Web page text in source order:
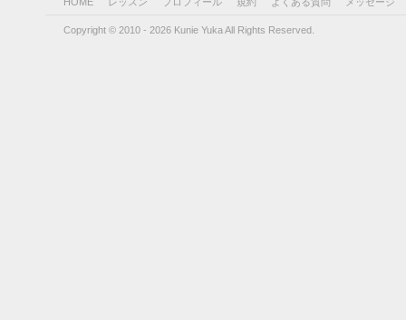
Copyright © 2010 - 2026 Kunie Yuka All Rights Reserved.